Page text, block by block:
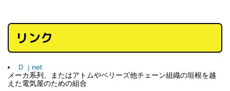
リンク
Ｄｊnet
メーカ系列、またはアトムやベリーズ他チェーン組織の垣根を越
えた電気屋のための組合